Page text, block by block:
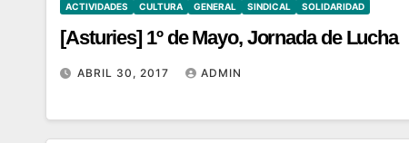
ACTIVIDADES CULTURA GENERAL SINDICAL SOLIDARIDAD
[Asturies] 1º de Mayo, Jornada de Lucha
ABRIL 30, 2017 ADMIN